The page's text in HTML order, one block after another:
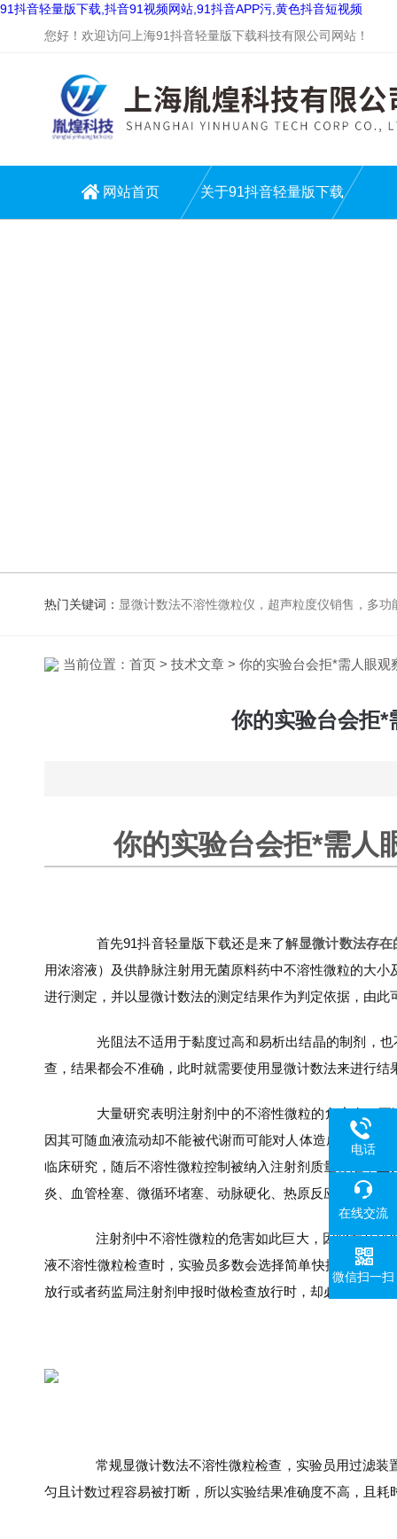
91抖音轻量版下载,抖音91视频网站,91抖音APP污,黄色抖音短视频
您好！欢迎访问上海91抖音轻量版下载科技有限公司网站！
网站首页 关于91抖音轻量版下载
热门关键词： 显微计数法不溶性微粒仪，超声粒度仪销售，多功能超声粒度抖音91视频网站，粒度及Zeta
当前位置： 首页 > 技术文章 > 你的实验台会拒*需人眼观
你的实验台会拒*
你的实验台会拒*需人
首先91抖音轻量版下载还是来了解显微计数法存在
用浓溶液）及供静脉注射用无菌原料药中不溶性微粒的大小及
进行测定，并以显微计数法的测定结果作为判定依据，
光阻法不适用于黏度过高和易析出结晶的制剂，也
查，结果都会不准确，此时就需要使用显微计数法来进行结果
大量研究表明注射剂中的不溶性微粒的危害有：不
因其可随血液流动却不能被代谢而可能对人体造成难以发现和
临床研究，随后不溶性微粒控制被纳入注射剂质量标准
炎、血管栓塞、微循环堵塞、动脉硬化、热原反应
注射剂中不溶性微粒的危害如此巨大，因此在其研
液不溶性微粒检查时，实验员多数会选择简单快捷的光阻
放行或者药监局注射剂申报时做检查放行时，却必须用显微
常规显微计数法不溶性微粒检查，实验员用过滤装置
匀且计数过程容易被打断，所以实验结果准确度不高，且耗时很
电话
在线交流
微信扫一扫